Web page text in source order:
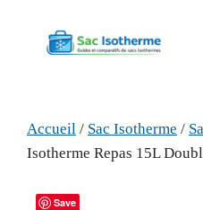
contenu
Accueil / Sac Isotherme /
Isotherme Repas 15L
Save